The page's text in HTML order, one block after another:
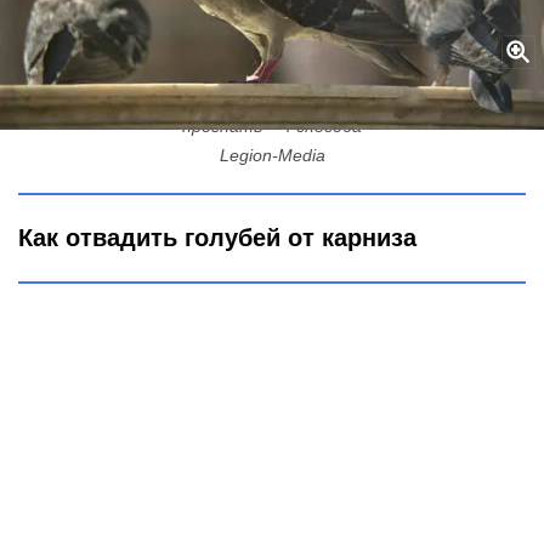
Орнитологи объяснили, чем опасны голуби на балконе и как их
прогнать – 4 способа
Legion-Media
Как отвадить голубей от карниза